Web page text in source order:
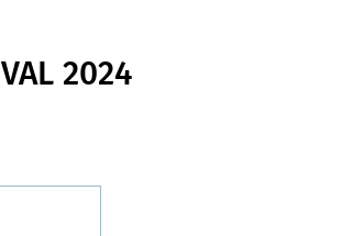
2024